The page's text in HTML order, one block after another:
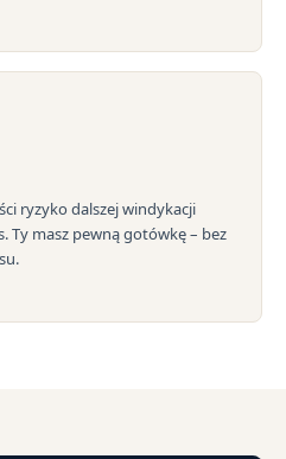
ryzyko dalszej windykacji
Ty masz pewną gotówkę – bez